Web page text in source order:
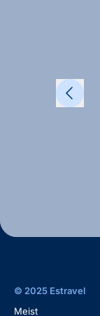
© 2025 Estravel
Meist